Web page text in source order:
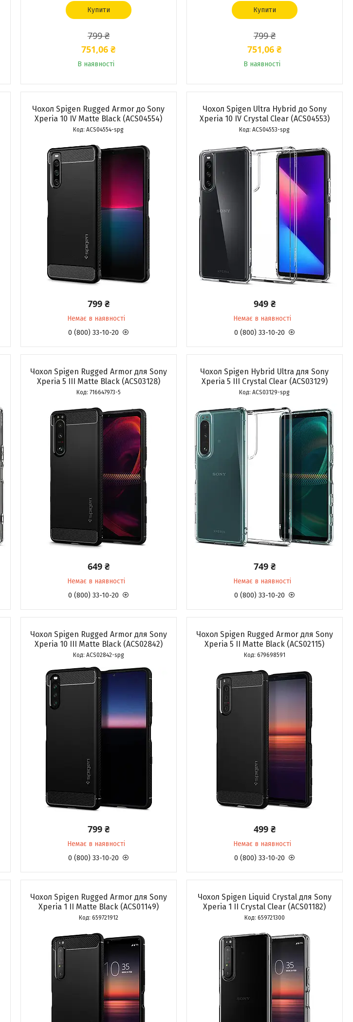
Купити
799 ₴
751,06 ₴
В наявності
Купити
799 ₴
751,06 ₴
В наявності
Чохол Spigen Rugged Armor до Sony
Xperia 10 IV Matte Black (ACS04554)
ACS04554-spg
799 ₴
Немає в наявності
0 (800) 33-10-20
Чохол Spigen Ultra Hybrid до Sony
Xperia 10 IV Crystal Clear (ACS04553)
ACS04553-spg
949 ₴
Немає в наявності
0 (800) 33-10-20
Чохол Spigen Rugged Armor для Sony
Xperia 5 III Matte Black (ACS03128)
716647973-5
649 ₴
Немає в наявності
0 (800) 33-10-20
Чохол Spigen Hybrid Ultra для Sony
Xperia 5 III Crystal Clear (ACS03129)
ACS03129-spg
749 ₴
Немає в наявності
0 (800) 33-10-20
Чохол Spigen Rugged Armor для Sony
Xperia 10 III Matte Black (ACS02842)
ACS02842-spg
799 ₴
Немає в наявності
0 (800) 33-10-20
Чохол Spigen Rugged Armor для Sony
Xperia 5 II Matte Black (ACS02115)
679698591
499 ₴
Немає в наявності
0 (800) 33-10-20
Чохол Spigen Rugged Armor для Sony
Xperia 1 II Matte Black (ACS01149)
659721912
Чохол Spigen Liquid Crystal для Sony
Xperia 1 II Crystal Clear (ACS01182)
659721300